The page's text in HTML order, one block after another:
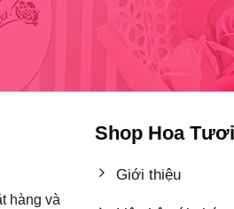
hàng và
Shop Hoa
Giới thiệu